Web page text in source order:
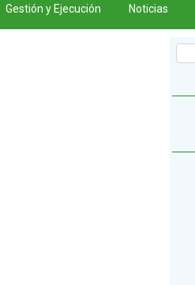
Gestión y Ejecución Noticias